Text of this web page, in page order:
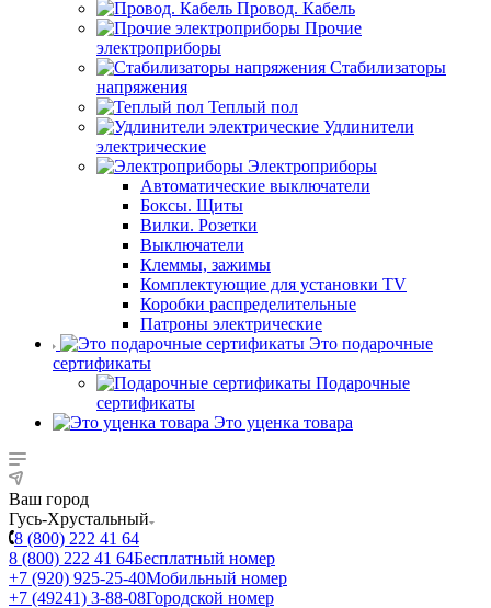
Провод. Кабель
Прочие
электроприборы
Стабилизаторы
напряжения
Теплый пол
Удлинители
электрические
Электроприборы
Автоматические выключатели
Боксы. Щиты
Вилки. Розетки
Выключатели
Клеммы, зажимы
Комплектующие для установки TV
Коробки распределительные
Патроны электрические
Это подарочные
сертификаты
Подарочные
сертификаты
Это уценка товара
Ваш город
Гусь-Хрустальный
8 (800) 222 41 64
8 (800) 222 41 64Бесплатный номер
+7 (920) 925-25-40Мобильный номер
+7 (49241) 3-88-08Городской номер